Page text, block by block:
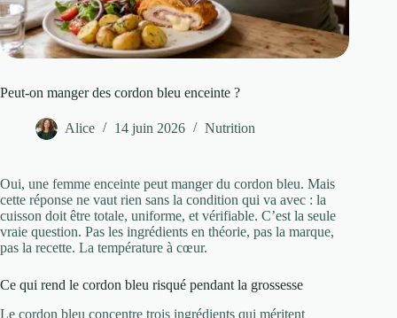
Peut-on manger des cordon bleu enceinte ?
Alice 14 juin 2026 Nutrition
Oui, une femme enceinte peut manger du cordon bleu. Mais
cette réponse ne vaut rien sans la condition qui va avec : la
cuisson doit être totale, uniforme, et vérifiable. C’est la seule
vraie question. Pas les ingrédients en théorie, pas la marque,
pas la recette. La température à cœur.
Ce qui rend le cordon bleu risqué pendant la grossesse
Le cordon bleu concentre trois ingrédients qui méritent